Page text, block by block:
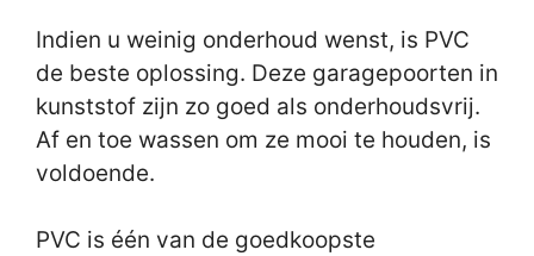
Indien u weinig onderhoud wenst, is PVC
de beste oplossing. Deze garagepoorten in
kunststof zijn zo goed als onderhoudsvrij.
Af en toe wassen om ze mooi te houden, is
voldoende.
PVC is één van de goedkoopste